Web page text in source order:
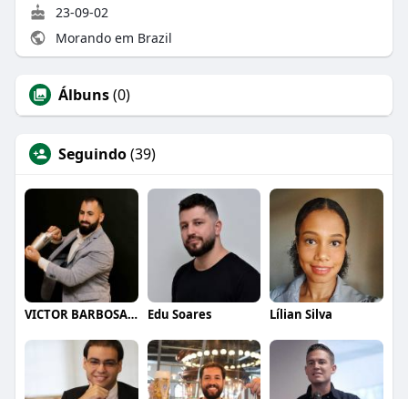
23-09-02
Morando em Brazil
Álbuns(0)
Seguindo(39)
VICTOR BARBOSA QUARANTA Edu Soares Lílian Silva